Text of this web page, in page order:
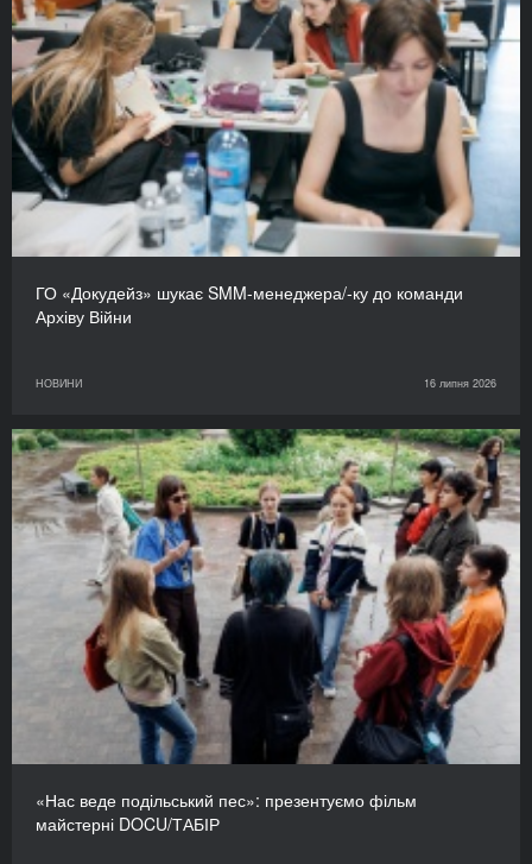
ГО «Докудейз» шукає SMM-менеджера/-ку до команди
Архіву Війни
НОВИНИ 16 липня 2026
«Нас веде подільський пес»: презентуємо фільм
майстерні DOCU/ТАБІР